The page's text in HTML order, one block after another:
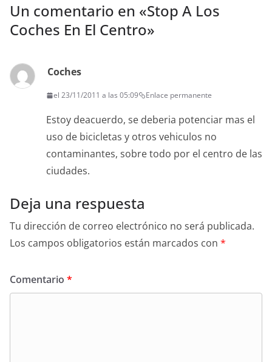
Un comentario en «Stop A Los
Coches En El Centro»
Coches
el 23/11/2011 a las 05:09 Enlace permanente
Estoy deacuerdo, se deberia potenciar mas el
uso de bicicletas y otros vehiculos no
contaminantes, sobre todo por el centro de las
ciudades.
Deja una respuesta
Tu dirección de correo electrónico no será publicada.
Los campos obligatorios están marcados con *
Comentario *